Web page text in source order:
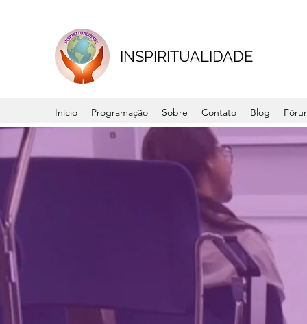
INSPIRITUALIDADE
Início Programação Sobre Contato Blog